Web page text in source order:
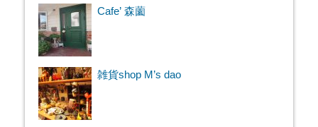
Cafe’ 森薗
雑貨shop M’s dao